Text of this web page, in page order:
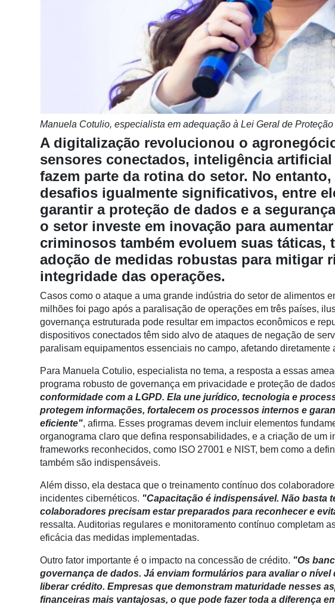
Agricultura
Precisão
Automação
Robótica
Conectividade
Commerce
Informatização
Agricultura
Software
Empresarial
Tecnologia
Recursos
Membros
Netrin
Néctar
Manuela Cotulio, especialista em adequação à Lei Geral de
A digitalização revolucionou o
sensores conectados, inteligência
fazem parte da rotina do setor. No
desafios igualmente significativos, entre
garantir a proteção de dados e a
o setor investe em inovação para
criminosos também evoluem suas táticas,
adoção de medidas robustas para mitigar
integridade das operações.
Casos como o ataque a uma grande indústria do setor de alimentos
milhões foi pago após a paralisação de operações em três países,
governança estruturada pode resultar em impactos econômicos e
dispositivos conectados têm sido alvo de ataques de negação de
paralisam equipamentos essenciais no campo, afetando diretamente
Para Manuela Cotulio, especialista no tema, a resposta a essas
programa robusto de governança em privacidade e proteção de
conformidade com a LGPD. Ela une jurídico, tecnologia e
protegem informações, fortalecem os processos internos e
eficiente", afirma. Esses programas devem incluir elementos
organograma claro que defina responsabilidades, e a criação de um
frameworks reconhecidos, como ISO 27001 e NIST, bem como a
também são indispensáveis.
Além disso, ela destaca que o treinamento contínuo dos
incidentes cibernéticos. "Capacitação é indispensável. Não basta
colaboradores precisam estar preparados para reconhecer e
ressalta. Auditorias regulares e monitoramento contínuo completam
eficácia das medidas implementadas.
Outro fator importante é o impacto na concessão de crédito. "Os
governança de dados. Já enviam formulários para avaliar o
liberar crédito. Empresas que demonstram maturidade nesses
financeiras mais vantajosas, o que pode fazer toda a diferença